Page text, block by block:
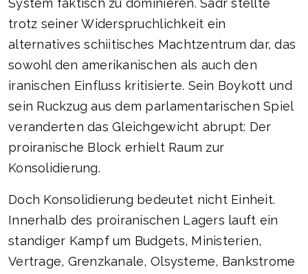
System faktisch zu dominieren. Sadr stellte
trotz seiner Widerspruchlichkeit ein
alternatives schiitisches Machtzentrum dar, das
sowohl den amerikanischen als auch den
iranischen Einfluss kritisierte. Sein Boykott und
sein Ruckzug aus dem parlamentarischen Spiel
veranderten das Gleichgewicht abrupt: Der
proiranische Block erhielt Raum zur
Konsolidierung.
Doch Konsolidierung bedeutet nicht Einheit.
Innerhalb des proiranischen Lagers lauft ein
standiger Kampf um Budgets, Ministerien,
Vertrage, Grenzkanale, Olsysteme, Bankstrome